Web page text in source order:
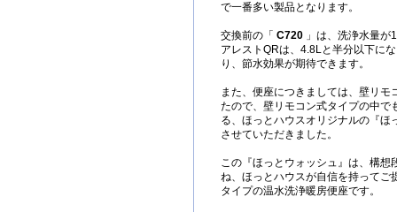
で一番多い製品となります。
交換前の「 C720 」は、洗浄水量が
アレストQRは、4.8Lと半分以下に
り、節水効果が期待できます。
また、便座につきましては、壁リモ
たので、壁リモコン式タイプの中で
る、ほっとハウスオリジナルの『ほ
させていただきました。
この『ほっとウォッシュ』は、構想
ね、ほっとハウスが自信を持ってご
タイプの温水洗浄暖房便座です。